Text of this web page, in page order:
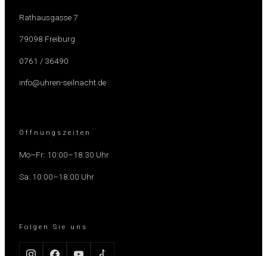
Rathausgasse 7
79098 Freiburg
0761 / 36490
info@uhren-seilnacht.de
Öffnungszeiten
Mo–Fr: 10:00–18:30 Uhr
Sa: 10:00–18:00 Uhr
Folgen Sie uns